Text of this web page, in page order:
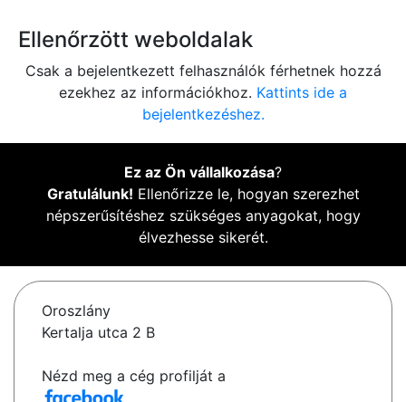
Ellenőrzött weboldalak
Csak a bejelentkezett felhasználók férhetnek hozzá
ezekhez az információkhoz. Kattints ide a
bejelentkezéshez.
Ez az Ön vállalkozása?
Gratulálunk! Ellenőrizze le, hogyan szerezhet
népszerűsítéshez szükséges anyagokat, hogy
élvezhesse sikerét.
Oroszlány
Kertalja utca 2 B
Nézd meg a cég profilját a